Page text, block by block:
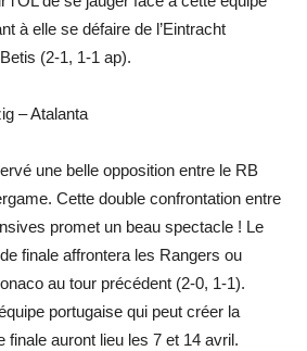
à elle se défaire de l’Eintracht
(2-1, 1-1 ap).
– Atalanta
une belle opposition entre le RB
Cette double confrontation entre
promet un beau spectacle ! Le
finale affrontera les Rangers ou
au tour précédent (2-0, 1-1).
portugaise qui peut créer la
finale auront lieu les 7 et 14 avril.